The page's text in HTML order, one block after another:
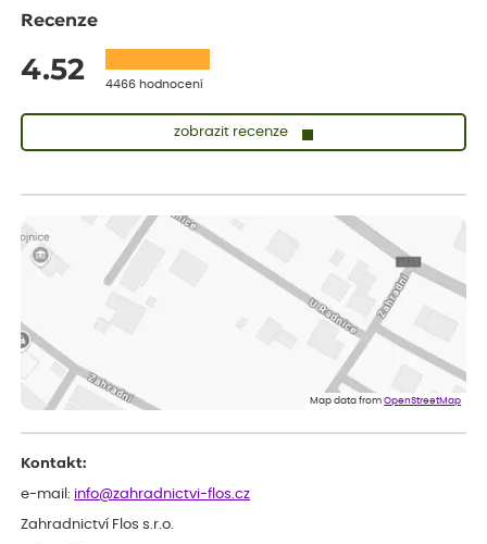
Recenze
4.52 4466 hodnocení
zobrazit recenze
Vše v pořádku, jsem spokojena.
ověřený nákup dnes
Rostlina mi přišla v dobrém stavu, jsem spokojená.
Zuzana
Spokojenost s dodáním kvalitních rostlin
Map data fromOpenStreetMap
Kontakt:
e-mail: info@zahradnictvi-flos.cz
Zahradnictví Flos s.r.o.